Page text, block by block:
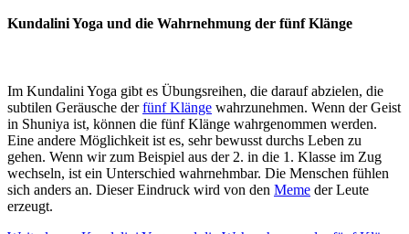
Kundalini Yoga und die Wahrnehmung der fünf Klänge
Im Kundalini Yoga gibt es Übungsreihen, die darauf abzielen, die
subtilen Geräusche derfünf Klänge wahrzunehmen. Wenn der Geist
in Shuniya ist, können die fünf Klänge wahrgenommen werden.
Eine andere Möglichkeit ist es, sehr bewusst durchs Leben zu
gehen. Wenn wir zum Beispiel aus der 2. in die 1. Klasse im Zug
wechseln, ist ein Unterschied wahrnehmbar. Die Menschen fühlen
sich anders an. Dieser Eindruck wird von den Meme der Leute
erzeugt.